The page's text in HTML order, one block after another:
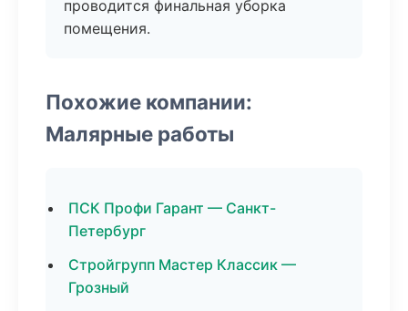
проводится финальная уборка
помещения.
Похожие компании:
Малярные работы
ПСК Профи Гарант — Санкт-
Петербург
Стройгрупп Мастер Классик —
Грозный